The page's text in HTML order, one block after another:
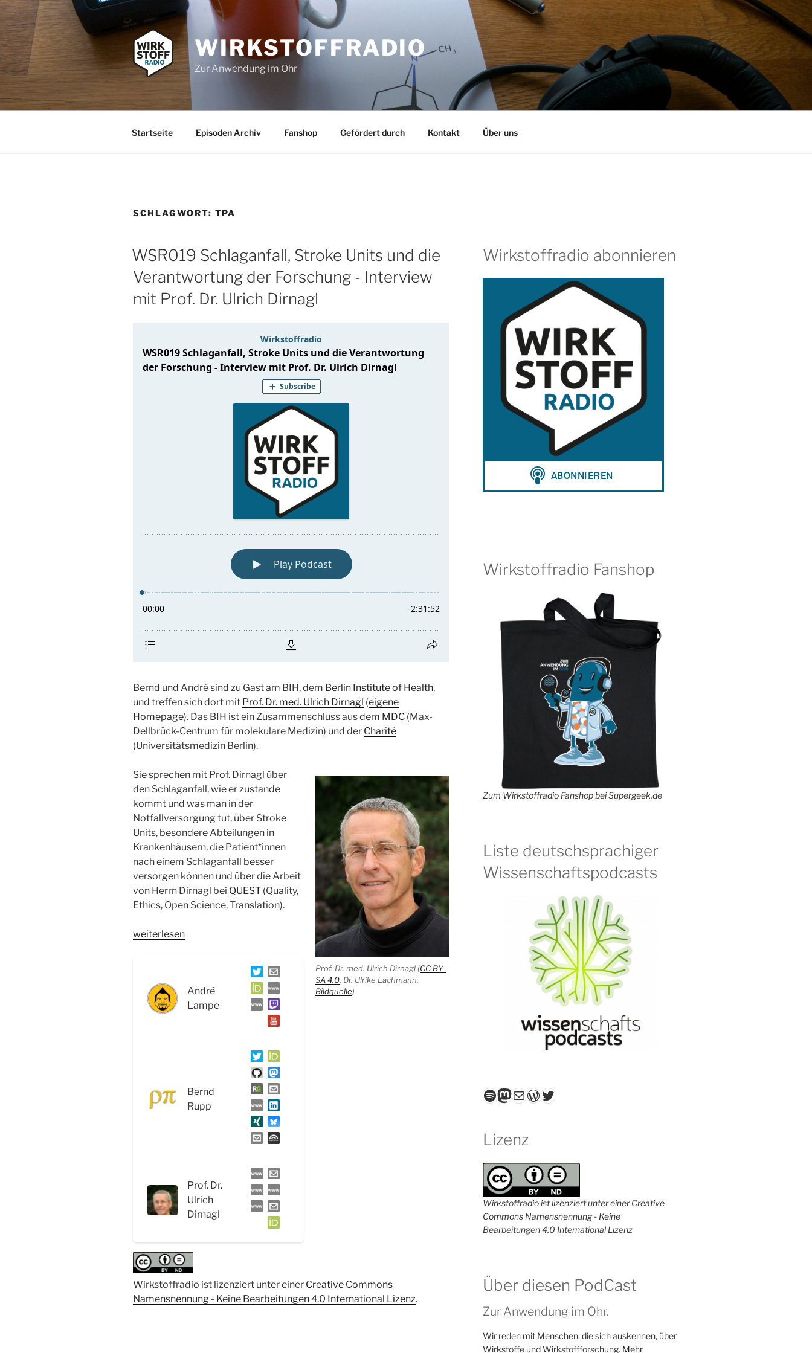
Zum
Inhalt
springen
WIRKSTOFFRADIO
Zur Anwendung im Ohr
Startseite Episoden Archiv Fanshop Gefördert durch Kontakt Über uns
SCHLAGWORT: TPA
WSR019 Schlaganfall, Stroke Units und die
Verantwortung der Forschung - Interview
mit Prof. Dr. Ulrich Dirnagl
Bernd und André sind zu Gast am BIH, dem Berlin Institute of Health,
und treffen sich dort mit Prof. Dr. med. Ulrich Dirnagl (eigene
Homepage). Das BIH ist ein Zusammenschluss aus dem MDC (Max-
Dellbrück-Centrum für molekulare Medizin) und der Charité
(Universitätsmedizin Berlin).
Prof. Dr. med. Ulrich Dirnagl (CC BY-
SA 4.0, Dr. Ulrike Lachmann,
Bildquelle)
Sie sprechen mit Prof. Dirnagl über
den Schlaganfall, wie er zustande
kommt und was man in der
Notfallversorgung tut, über Stroke
Units, besondere Abteilungen in
Krankenhäusern, die Patient*innen
nach einem Schlaganfall besser
versorgen können und über die Arbeit
von Herrn Dirnagl bei QUEST (Quality,
Ethics, Open Science, Translation).
„WSR019
und
Prof.
weiterlesen
André
Lampe
Bernd
Rupp
Prof. Dr.
Ulrich
Dirnagl
Wirkstoffradio ist lizenziert unter einer Creative Commons
Namensnennung - Keine Bearbeitungen 4.0 International Lizenz.
Wirkstoffradio abonnieren
Wirkstoffradio Fanshop
Zum Wirkstoffradio Fanshop bei Supergeek.de
Liste deutschsprachiger
Wissenschaftspodcasts
Spotify
Mastodon
E-MailWordPress
Twitter
Lizenz
Wirkstoffradio ist lizenziert unter einer Creative
Commons Namensnennung - Keine
Bearbeitungen 4.0 International Lizenz
Über diesen PodCast
Zur Anwendung im Ohr.
Wir reden mit Menschen, die sich auskennen, über
Wirkstoffe und Wirkstoffforschung. Mehr